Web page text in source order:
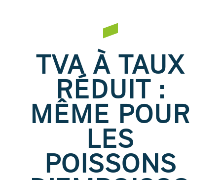
TVA À TAUX
RÉDUIT :
MÊME POUR
LES
POISSONS